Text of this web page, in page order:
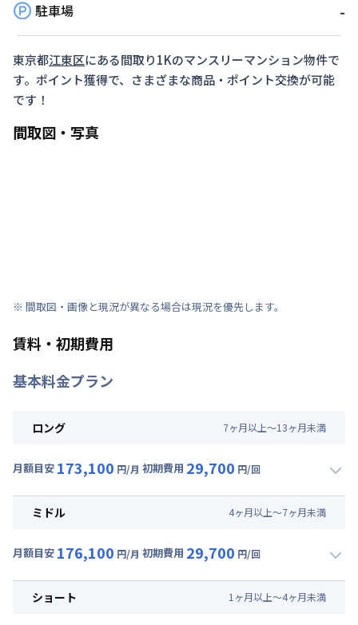
駐車場 -
東京都江東区にある間取り1Kのマンスリーマンション物件で
す。ポイント獲得で、さまざまな商品・ポイント交換が可能
です！
間取図・写真
※ 間取図・画像と現況が異なる場合は現況を優先します。
賃料・初期費用
基本料金プラン
ロング 7ヶ月以上～13ヶ月未満
月額目安 173,100 円/月 初期費用 29,700 円/回
月額賃料目安(30日利用)
光熱費他 : 21,000円/月 (700円/日) (税抜)
ミドル 4ヶ月以上～7ヶ月未満
月額目安 176,100 円/月 初期費用 29,700 円/回
月額賃料目安(30日利用)
ショート 1 ヶ月以上～4ヶ月未満